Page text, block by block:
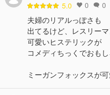
5.0 0 0
夫婦のリアルっぽさも
出てるけど、レスリー
可愛いヒステリックが
コメディちっくでおもし
ミーガンフォックスが可